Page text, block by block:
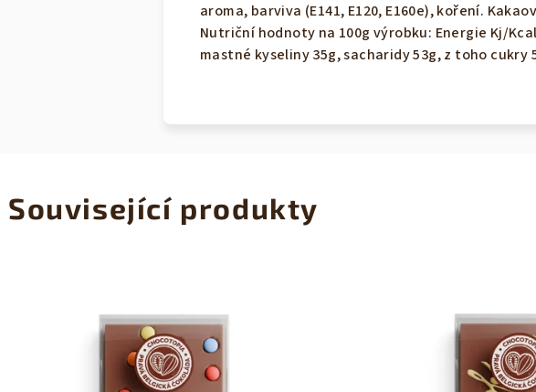
aroma, barviva (E141, E120, E160e), koření.
Nutriční hodnoty na 100g výrobku: Energie Kj/
mastné kyseliny 35g, sacharidy 53g, z toho cukry
Související produkty